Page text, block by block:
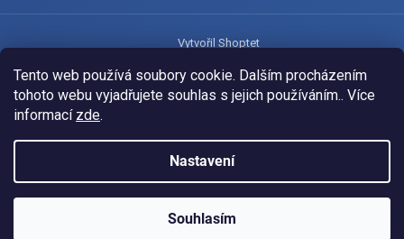
Tento web používá soubory cookie. Dalším procházením
tohoto webu vyjadřujete souhlas s jejich používáním.. Více
informací zde.
Nastavení
Souhlasím
Vytvořil Shoptet
Copyright 2026www.josport.cz. Všechna práva vyhrazena.